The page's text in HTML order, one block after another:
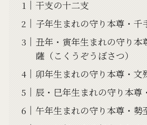
干支の十二支
子年生まれの守り本尊・千
丑年・寅年生まれの守り本
薩（こくうぞうぼさつ）
卯年生まれの守り本尊・文
辰・巳年生まれの守り本尊
午年生まれの守り本尊・勢